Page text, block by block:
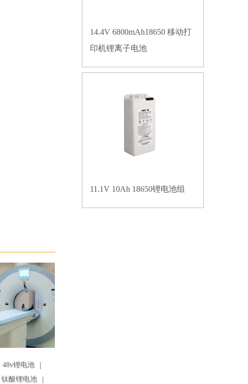
48v锂电池 |
钛酸锂电池 |
14.4V 6800mAh18650 移动打
印机锂离子电池
11.1V 10Ah 18650锂电池组